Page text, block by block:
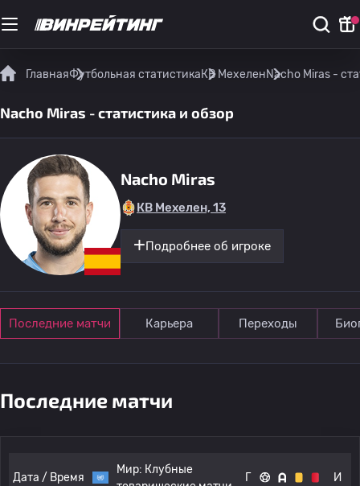
ГлавнаяФутбольная статистикаКВ МехеленNacho Miras -
Nacho Miras - статистика и обзор
Nacho Miras
КВ Мехелен, 13
Подробнее об игроке
Последние матчи Карьера Переходы
Последние матчи
Дата / Время
Мир: Клубные
Г И